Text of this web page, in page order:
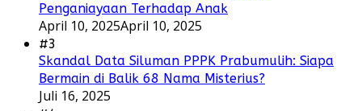
Penganiayaan Terhadap Anak
April 10, 2025April 10, 2025
#3
Skandal Data Siluman PPPK Prabumulih: Siapa
Bermain di Balik 68 Nama Misterius?
Juli 16, 2025